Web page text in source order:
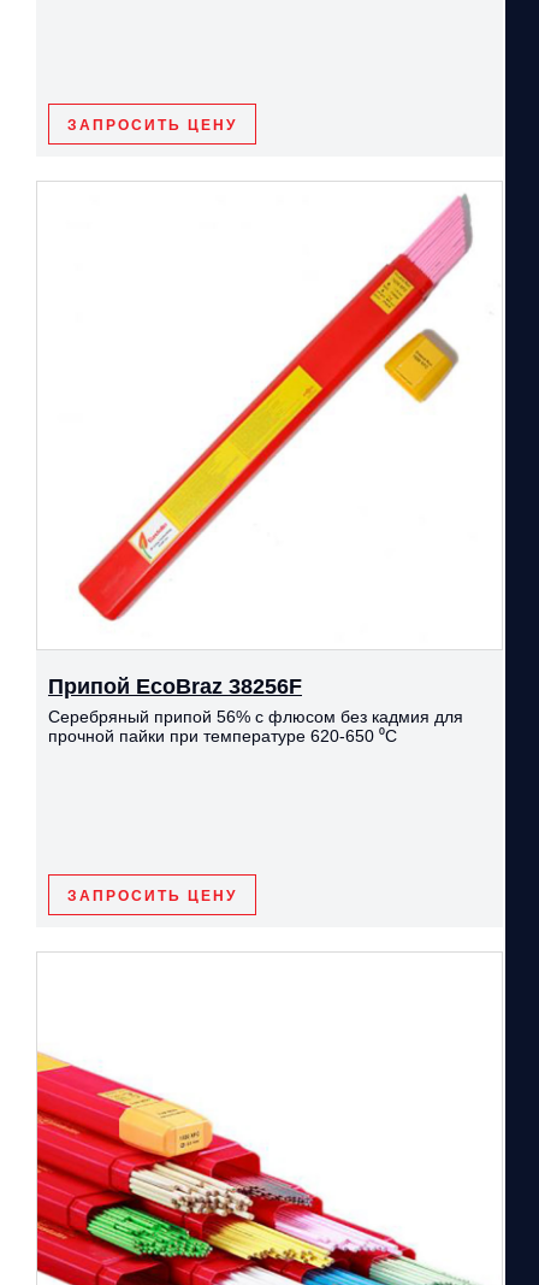
ЗАПРОСИТЬ ЦЕНУ
Припой EcoBraz 38256F
Серебряный припой 56% с флюсом без кадмия для
прочной пайки при температуре 620-650 ⁰С
ЗАПРОСИТЬ ЦЕНУ